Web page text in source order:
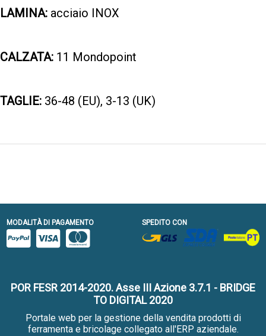
LAMINA: acciaio INOX
CALZATA: 11 Mondopoint
TAGLIE: 36-48 (EU), 3-13 (UK)
MODALITÀ DI PAGAMENTO SPEDITO CON
POR FESR 2014-2020. Asse III Azione 3.7.1 - BRIDGE
TO DIGITAL 2020
Portale web per la gestione della vendita prodotti di
ferramenta e bricolage collegato all'ERP aziendale.